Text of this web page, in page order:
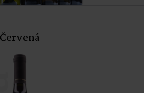
Červená